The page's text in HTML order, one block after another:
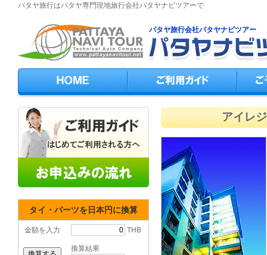
パタヤ旅行はパタヤ専門現地旅行会社パタヤナビツアーで
パタヤ旅行会社パタヤナビツアー
アイレ
タイ・バーツを日本円に換算
金額を入力 THB
換算結果